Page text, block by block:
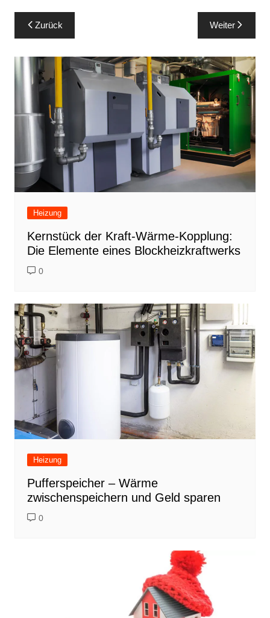
Beitragsnavigation
Zurück Weiter
Heizung
Kernstück der Kraft-Wärme-Kopplung:
Die Elemente eines Blockheizkraftwerks
0
Heizung
Pufferspeicher – Wärme
zwischenspeichern und Geld sparen
0